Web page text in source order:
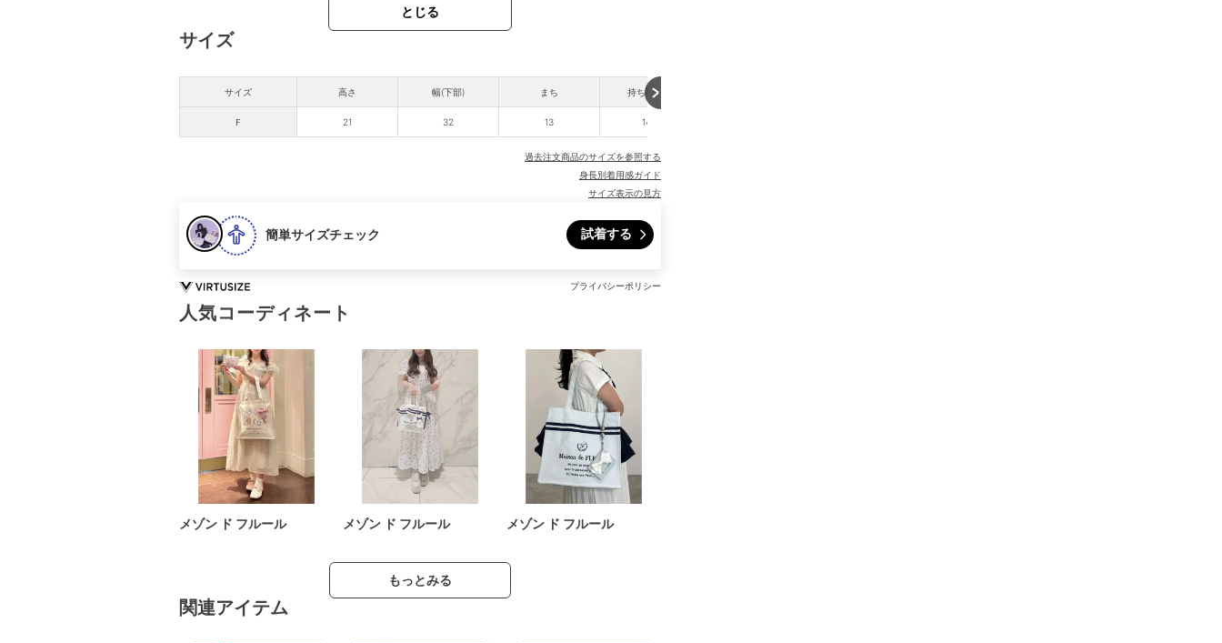
とじる
サイズ
サイズ
Ｆ
高さ 幅(下部) まち 持ち手高さ
21 32 13 14.5
過去注文商品のサイズを参照する
身長別着用感ガイド
サイズ表示の見方
簡単サイズチェック 試着する
プライバシーポリシー
人気コーディネート
メゾン ド フルール メゾン ド フルール メゾン ド フルール
もっとみる
関連アイテム